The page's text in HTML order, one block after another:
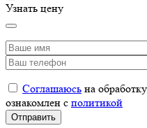
Узнать цену
Соглашаюсь на
ознакомлен с политикой